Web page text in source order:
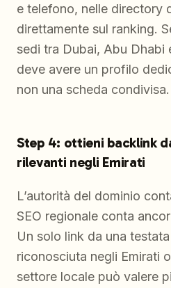
e telefono, nelle directory
direttamente sul ranking.
sedi tra Dubai, Abu Dhabi
deve avere un profilo
non una scheda condivisa.
Step 4: ottieni backlink
rilevanti negli Emirati
L’autorità del dominio
SEO regionale conta
Un solo link da una
riconosciuta negli Emirati
settore locale può valere